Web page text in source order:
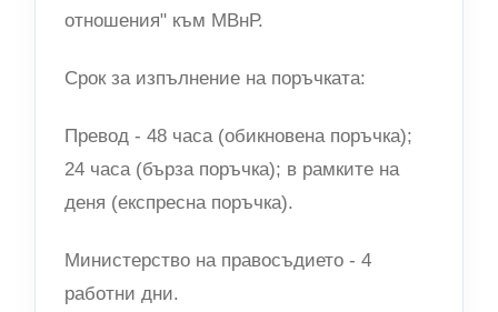
отношения" към МВнР.
Срок за изпълнение на поръчката:
Превод - 48 часа (обикновена поръчка);
24 часа (бърза поръчка); в рамките на
деня (експресна поръчка).
Министерство на правосъдието - 4
работни дни.